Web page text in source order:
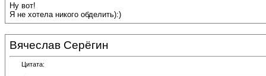
Ну вот!
Я не хотела никого обделить):)
Вячеслав Серёгин
Цитата: